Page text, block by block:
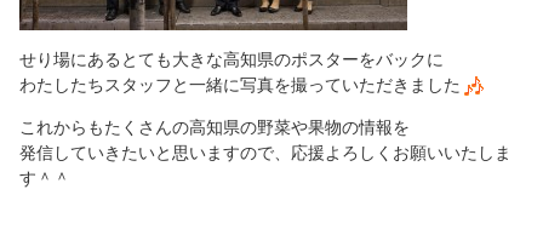
せり場にあるとても大きな高知県のポスターをバックに
わたしたちスタッフと一緒に写真を撮っていただきました
これからもたくさんの高知県の野菜や果物の情報を
発信していきたいと思いますので、応援よろしくお願いいたしま
す＾＾